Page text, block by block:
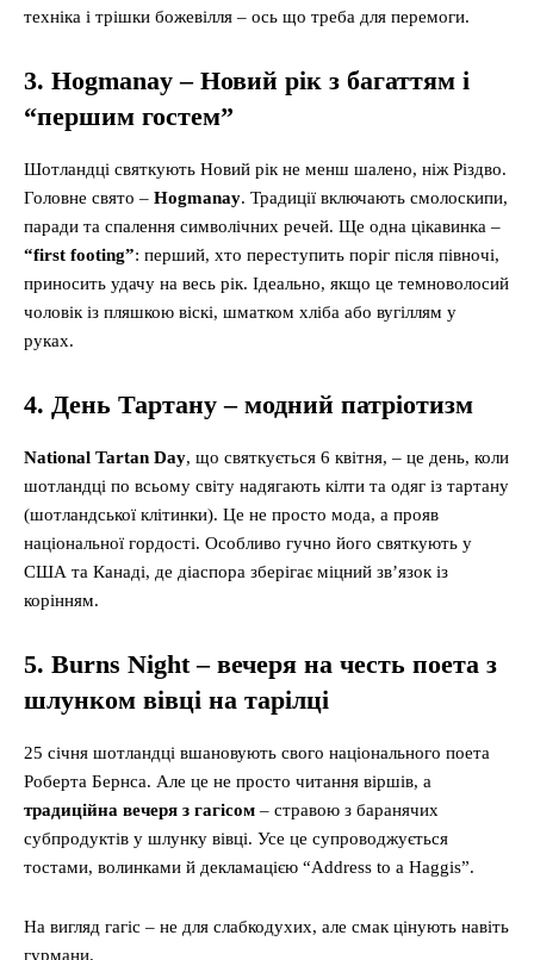
техніка і трішки божевілля – ось що треба для перемоги.
3. Hogmanay – Новий рік з багаттям і
“першим гостем”
Шотландці святкують Новий рік не менш шалено, ніж Різдво.
Головне свято – Hogmanay. Традиції включають смолоскипи,
паради та спалення символічних речей. Ще одна цікавинка –
“first footing”: перший, хто переступить поріг після півночі,
приносить удачу на весь рік. Ідеально, якщо це темноволосий
чоловік із пляшкою віскі, шматком хліба або вугіллям у
руках.
4. День Тартану – модний патріотизм
National Tartan Day, що святкується 6 квітня, – це день, коли
шотландці по всьому світу надягають кілти та одяг із тартану
(шотландської клітинки). Це не просто мода, а прояв
національної гордості. Особливо гучно його святкують у
США та Канаді, де діаспора зберігає міцний зв’язок із
корінням.
5. Burns Night – вечеря на честь поета з
шлунком вівці на тарілці
25 січня шотландці вшановують свого національного поета
Роберта Бернса. Але це не просто читання віршів, а
традиційна вечеря з гагісом – стравою з баранячих
субпродуктів у шлунку вівці. Усе це супроводжується
тостами, волинками й декламацією “Address to a Haggis”.
На вигляд гагіс – не для слабкодухих, але смак цінують навіть
гурмани.